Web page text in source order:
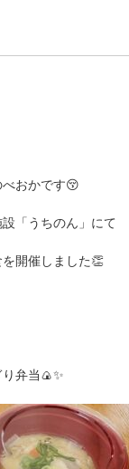
おかです😚
「うちのん」にて
開催しました👏
弁当🍙✨